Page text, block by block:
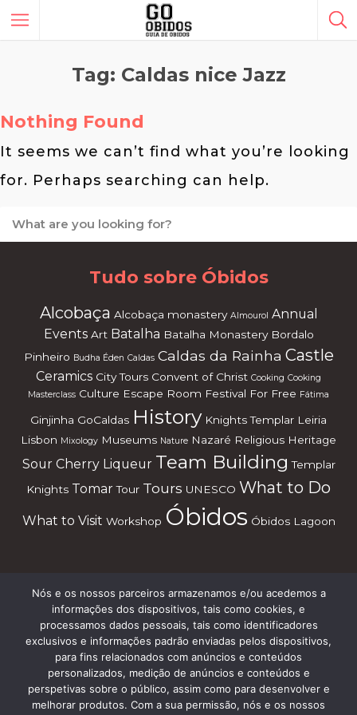
Tag: Caldas nice Jazz
Nothing Found
It seems we can’t find what you’re looking
for. Perhaps searching can help.
Tudo sobre Óbidos
Alcobaça Alcobaça monastery Almourol Annual
Events Art Batalha Batalha Monastery Bordalo
Pinheiro Budha Éden Caldas Caldas da Rainha Castle
Ceramics City Tours Convent of Christ Cooking Cooking
Masterclass Culture Escape Room Festival For Free Fátima
Ginjinha GoCaldas History Knights Templar Leiria
Lisbon Mixology Museums Nature Nazaré Religious Heritage
Sour Cherry Liqueur Team Building Templar
Knights Tomar Tour Tours UNESCO What to Do
What to Visit Workshop Óbidos Óbidos Lagoon
Subscreve a nossa Newsletter
Nós e os nossos parceiros armazenamos e/ou acedemos a
informações dos dispositivos, tais como cookies, e
processamos dados pessoais, tais como identificadores
exclusivos e informações padrão enviadas pelos dispositivos,
para fins relacionados com anúncios e conteúdos
personalizados, medição de anúncios e conteúdos e
perspetivas sobre o público, assim como para desenvolver e
melhorar produtos. Com a sua permissão, nós e os nossos